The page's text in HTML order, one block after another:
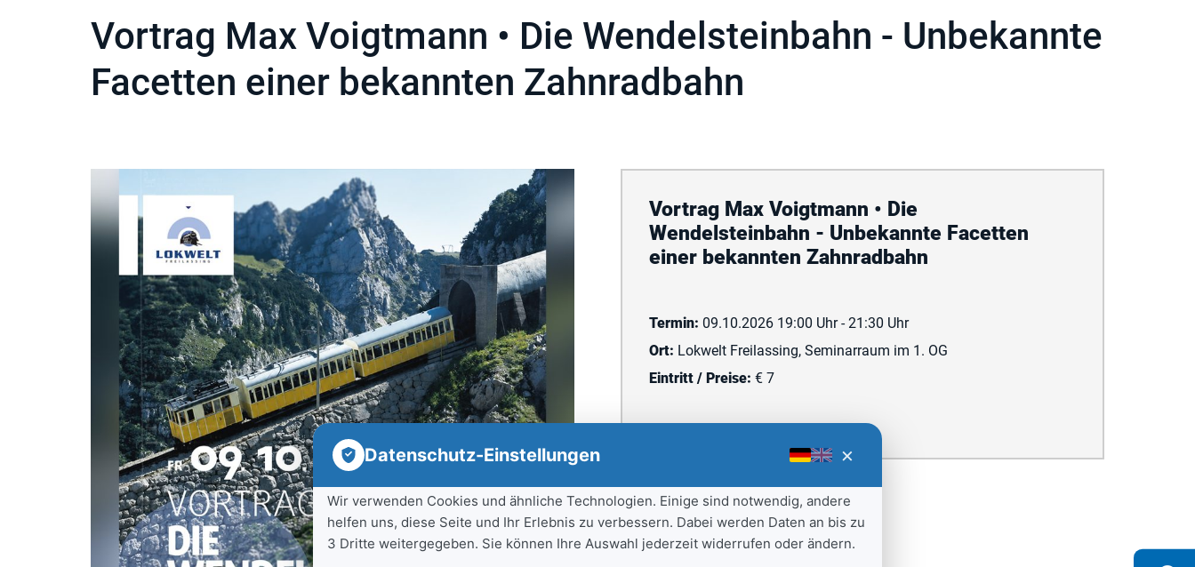
Vortrag Max Voigtmann • Die Wendelsteinbahn ­- Unbekannte
Facetten einer bekannten Zahnradbahn
Vortrag Max Voigtmann • Die
Wendelsteinbahn ­- Unbekannte Facetten
einer bekannten Zahnradbahn
Termin: 09.10.2026 19:00 Uhr - 21:30 Uhr
Ort: Lokwelt Freilassing, Seminarraum im 1. OG
Eintritt / Preise: € 7
Datenschutz-Einstellungen ×
Wir verwenden Cookies und ähnliche Technologien. Einige sind notwendig, andere
helfen uns, diese Seite und Ihr Erlebnis zu verbessern. Dabei werden Daten an bis zu
3 Dritte weitergegeben. Sie können Ihre Auswahl jederzeit widerrufen oder ändern.